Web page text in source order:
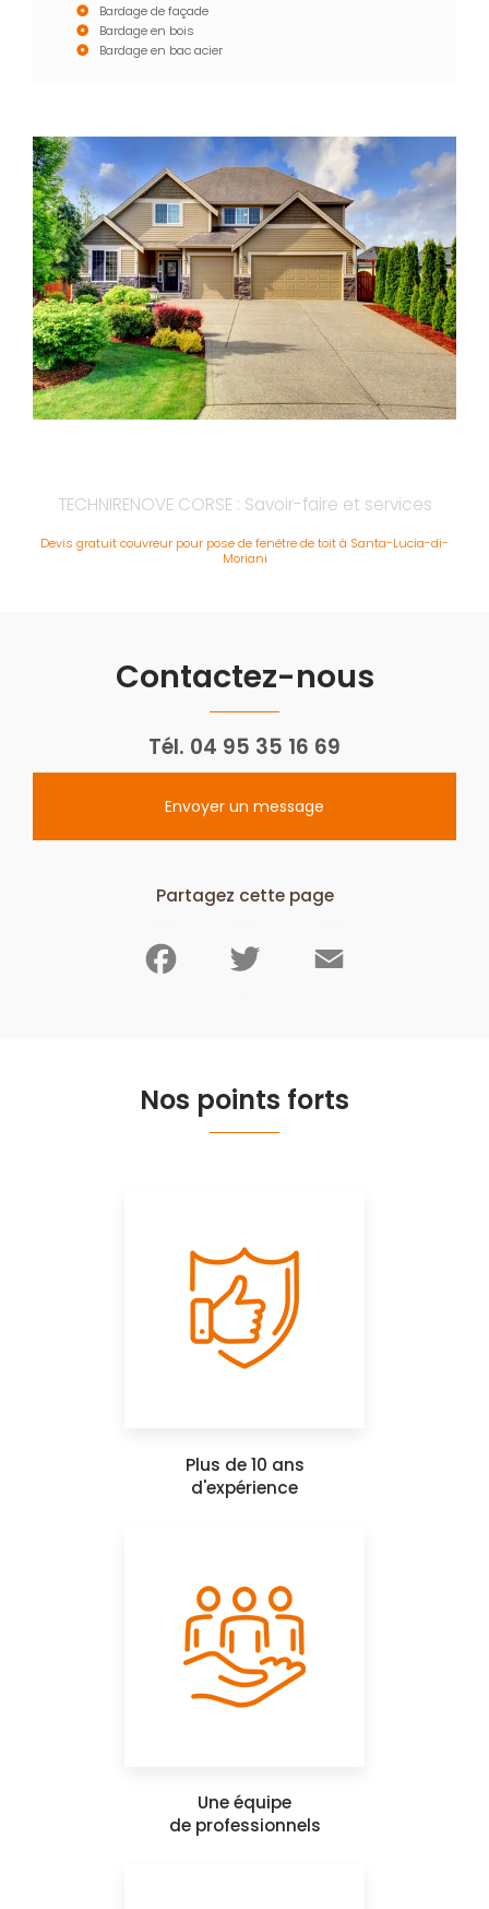
Bardage de façade
Bardage en bois
Bardage en bac acier
TECHNIRENOVE CORSE : Savoir-faire et services
Devis gratuit couvreur pour pose de fenêtre de toit à Santa-Lucia-di-
Moriani
Contactez-nous
Tél. 04 95 35 16 69
Envoyer un message
Partagez cette page
Nos points forts
Plus de 10 ans
d'expérience
Une équipe
de professionnels